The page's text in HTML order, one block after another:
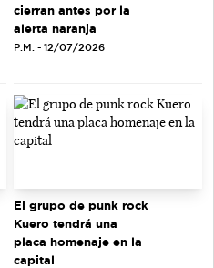
cierran antes por la
alerta naranja
P.M. - 12/07/2026
El grupo de punk rock
Kuero tendrá una
placa homenaje en la
capital